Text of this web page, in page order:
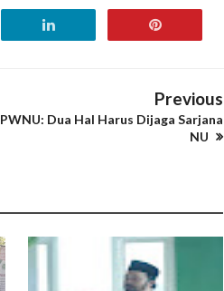
Previous
Dua Hal Harus Dijaga Sarjana
NU